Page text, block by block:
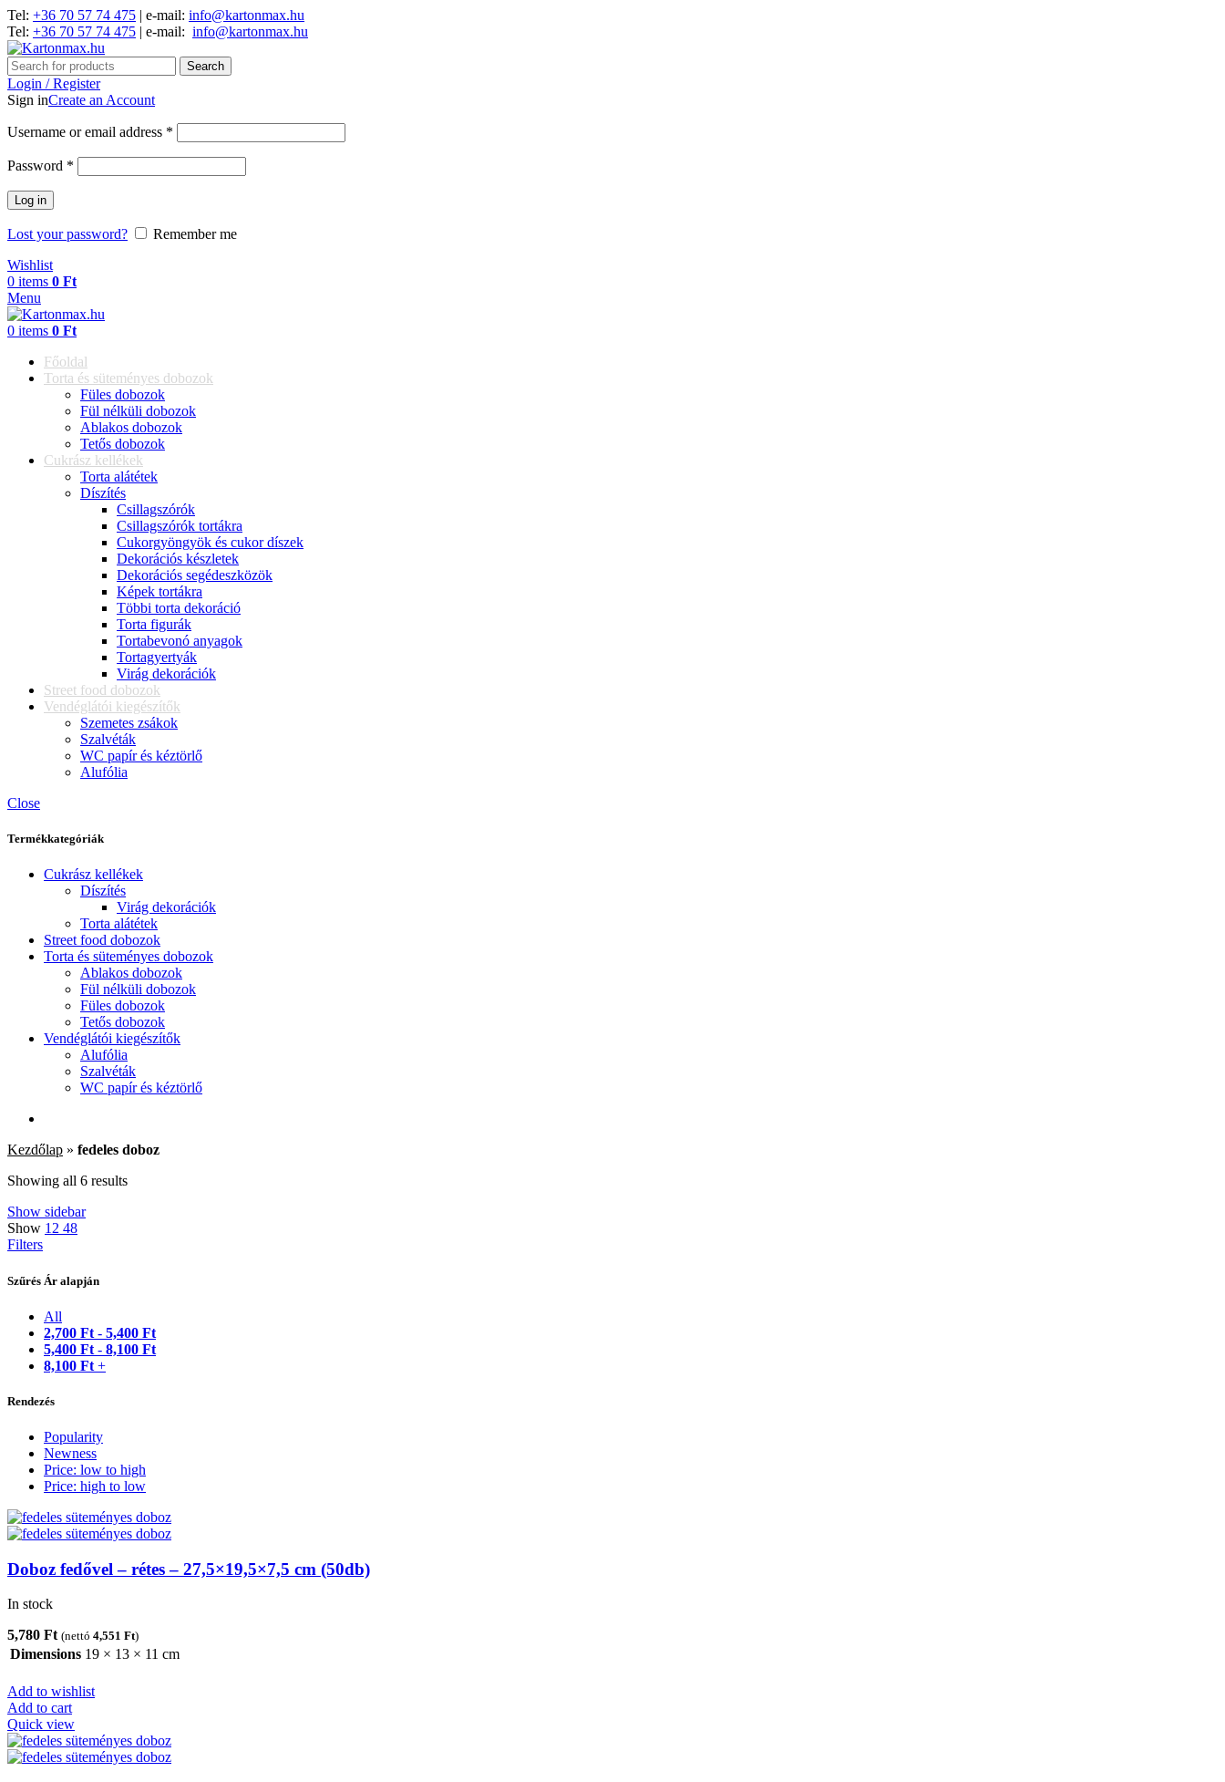
Tel: +36 70 57 74 475 | e-mail: info@kartonmax.hu
Tel: +36 70 57 74 475 | e-mail: info@kartonmax.hu
Search
Login / Register
Sign inCreate an Account
Username or email address *
Password *
Log in
Lost your password?
Remember me
Wishlist
0 items 0 Ft
Menu
0 items 0 Ft
Főoldal
Torta és süteményes dobozok
Füles dobozok
Fül nélküli dobozok
Ablakos dobozok
Tetős dobozok
Cukrász kellékek
Torta alátétek
Díszítés
Csillagszórók
Csillagszórók tortákra
Cukorgyöngyök és cukor díszek
Dekorációs készletek
Dekorációs segédeszközök
Képek tortákra
Többi torta dekoráció
Torta figurák
Tortabevonó anyagok
Tortagyertyák
Virág dekorációk
Street food dobozok
Vendéglátói kiegészítők
Szemetes zsákok
Szalvéták
WC papír és kéztörlő
Alufólia
Close
Termékkategóriák
Cukrász kellékek
Díszítés
Virág dekorációk
Torta alátétek
Street food dobozok
Torta és süteményes dobozok
Ablakos dobozok
Fül nélküli dobozok
Füles dobozok
Tetős dobozok
Vendéglátói kiegészítők
Alufólia
Szalvéták
WC papír és kéztörlő
Kezdőlap » fedeles doboz
Showing all 6 results
Show sidebar
Show 12 48
Filters
Szűrés Ár alapján
All
2,700 Ft - 5,400 Ft
5,400 Ft - 8,100 Ft
8,100 Ft +
Rendezés
Popularity
Newness
Price: low to high
Price: high to low
Doboz fedővel – rétes – 27,5×19,5×7,5 cm (50db)
In stock
5,780 Ft (nettó 4,551 Ft)
Dimensions 19 × 13 × 11 cm
Add to wishlist
Add to cart
Quick view